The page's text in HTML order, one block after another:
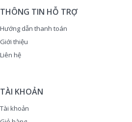
THÔNG TIN HỖ TRỢ
Hướng dẫn thanh toán
Giới thiệu
Liên hệ
TÀI KHOẢN
Tài khoản